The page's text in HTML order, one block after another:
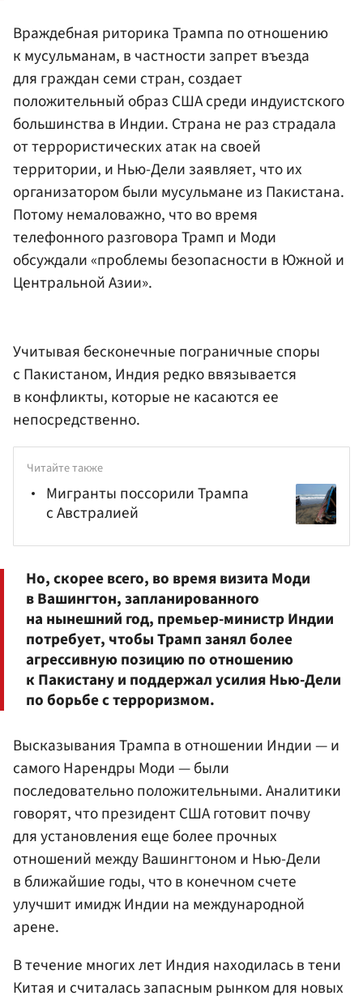
Враждебная риторика Трампа по отношению
к мусульманам, в частности запрет въезда
для граждан семи стран, создает
положительный образ США среди индуистского
большинства в Индии. Страна не раз страдала
от террористических атак на своей
территории, и Нью-Дели заявляет, что их
организатором были мусульмане из Пакистана.
Потому немаловажно, что во время
телефонного разговора Трамп и Моди
обсуждали «проблемы безопасности в Южной и
Центральной Азии».
Учитывая бесконечные пограничные споры
с Пакистаном, Индия редко ввязывается
в конфликты, которые не касаются ее
непосредственно.
Читайте также
Мигранты поссорили Трампа
с Австралией
Но, скорее всего, во время визита Моди
в Вашингтон, запланированного
на нынешний год, премьер-министр Индии
потребует, чтобы Трамп занял более
агрессивную позицию по отношению
к Пакистану и поддержал усилия Нью-Дели
по борьбе с терроризмом.
Высказывания Трампа в отношении Индии — и
самого Нарендры Моди — были
последовательно положительными. Аналитики
говорят, что президент США готовит почву
для установления еще более прочных
отношений между Вашингтоном и Нью-Дели
в ближайшие годы, что в конечном счете
улучшит имидж Индии на международной
арене.
В течение многих лет Индия находилась в тени
Китая и считалась запасным рынком для новых